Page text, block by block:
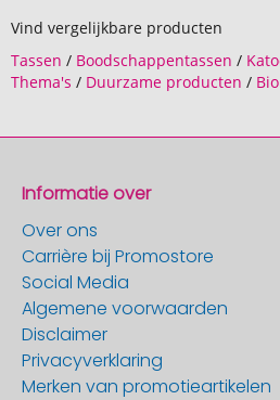
Vind vergelijkbare producten
Tassen / Boodschappentassen /
Thema's / Duurzame producten / Bio
Informatie over
Over ons
Carrière bij Promostore
Social Media
Algemene voorwaarden
Disclaimer
Privacyverklaring
Merken van promotieartikelen